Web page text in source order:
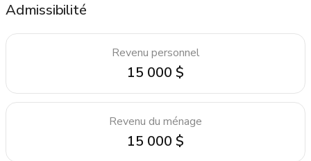
Admissibilité
Revenu personnel
15 000 $
Revenu du ménage
15 000 $